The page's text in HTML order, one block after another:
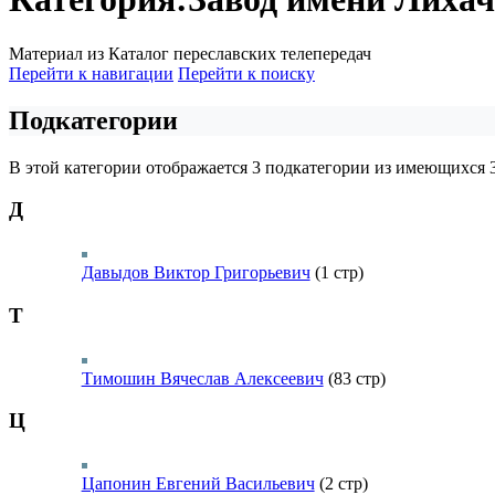
Материал из Каталог переславских телепередач
Перейти к навигации Перейти к поиску
Подкатегории
В этой категории отображается 3 подкатегории из имеющихся
Д
Давыдов Виктор Григорьевич (1 стр)
Т
Тимошин Вячеслав Алексеевич (83 стр)
Ц
Цапонин Евгений Васильевич (2 стр)